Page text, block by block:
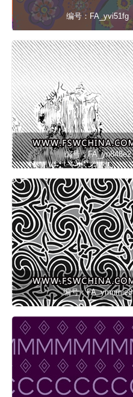
编号：FA_yvi51fg
编号：FA_yn848e2
编号：FA_ymnmie8